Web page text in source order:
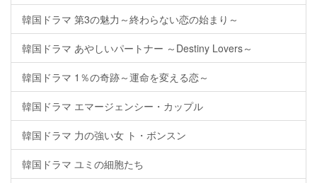
韓国ドラマ 第3の魅力～終わらない恋の始まり～
韓国ドラマ あやしいパートナー ～Destiny Lovers～
韓国ドラマ 1％の奇跡～運命を変える恋～
韓国ドラマ エマージェンシー・カップル
韓国ドラマ 力の強い女 ト・ボンスン
韓国ドラマ ユミの細胞たち